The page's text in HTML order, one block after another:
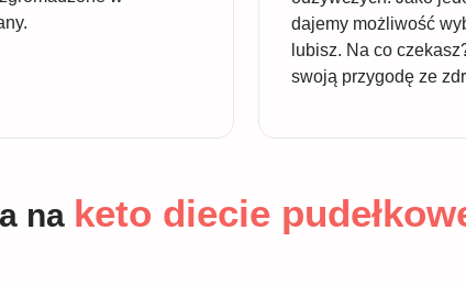
dajemy możliwość
lubisz. Na co
swoją przygodę ze
na keto diecie